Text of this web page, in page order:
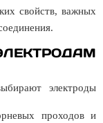
свойств, важных
электроды
проходов и